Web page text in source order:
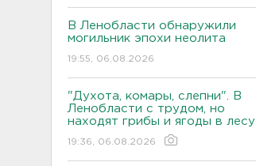
В Ленобласти обнаружили
могильник эпохи неолита
19:55, 06.08.2026
"Духота, комары, слепни". В
Ленобласти с трудом, но
находят грибы и ягоды в лесу
19:36, 06.08.2026